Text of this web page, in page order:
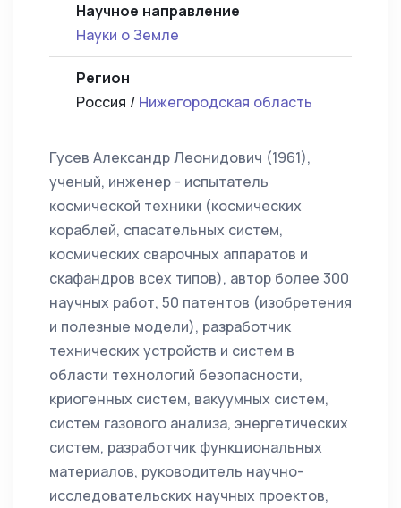
Научное направление
Науки о Земле
Регион
Россия / Нижегородская область
Гусев Александр Леонидович (1961),
ученый, инженер - испытатель
космической техники (космических
кораблей, спасательных систем,
космических сварочных аппаратов и
скафандров всех типов), автор более 300
научных работ, 50 патентов (изобретения
и полезные модели), разработчик
технических устройств и систем в
области технологий безопасности,
криогенных систем, вакуумных систем,
систем газового анализа, энергетических
систем, разработчик функциональных
материалов, руководитель научно-
исследовательских научных проектов,